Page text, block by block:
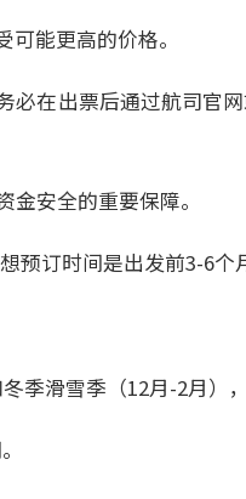
能更高的价格。
在出票后通过航司官
安全的重要保障。
预订时间是出发前3-6个
季滑雪季（12月-2月）